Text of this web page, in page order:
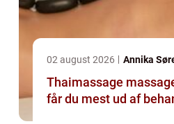
02 august 2026 Annika
Thaimassage massage i
får du mest ud af